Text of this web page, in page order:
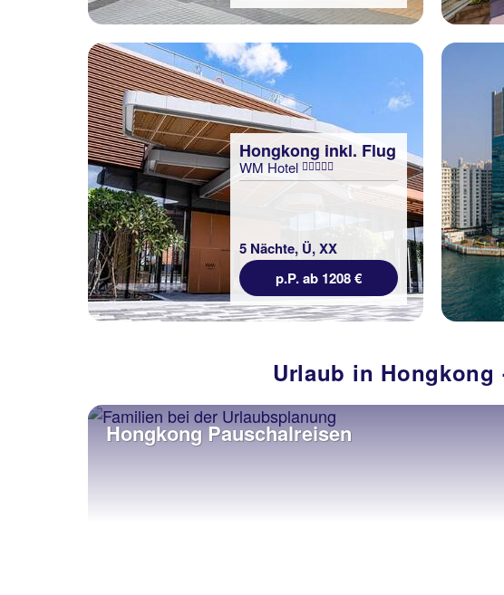
Hongkong inkl. Flug
WM Hotel
5 Nächte, Ü, XX
p.P. ab 1208 €
Urlaub in Hongkong
Hongkong Pauschalreisen